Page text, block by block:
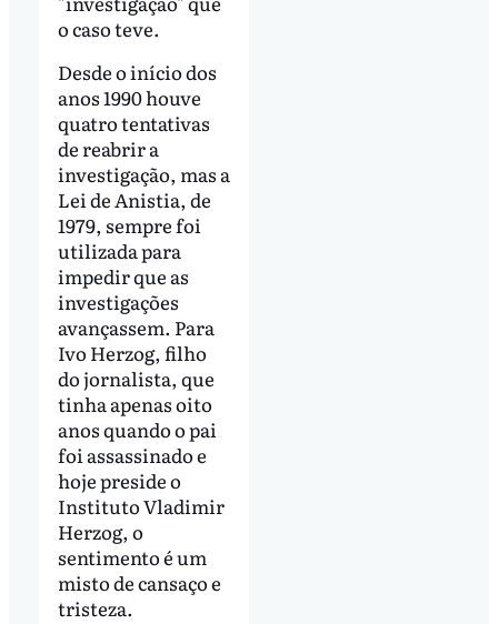
o caso teve.
Desde o início dos
anos 1990 houve
quatro tentativas
de reabrir a
investigação, mas a
Lei de Anistia, de
1979, sempre foi
utilizada para
impedir que as
investigações
avançassem. Para
Ivo Herzog, filho
do jornalista, que
tinha apenas oito
anos quando o pai
foi assassinado e
hoje preside o
Instituto Vladimir
Herzog, o
sentimento é um
misto de cansaço e
tristeza.